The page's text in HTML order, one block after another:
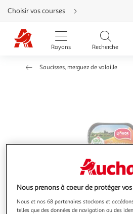
Aller
directement
au
contenu
Aller
directement
Aller
Choisir vos courses
Rayons Recherche
Saucisses, merguez de volaille
Nous prenons à coeur de protéger
Nous et nos 68 partenaires stockons et
telles que des données de navigation ou des